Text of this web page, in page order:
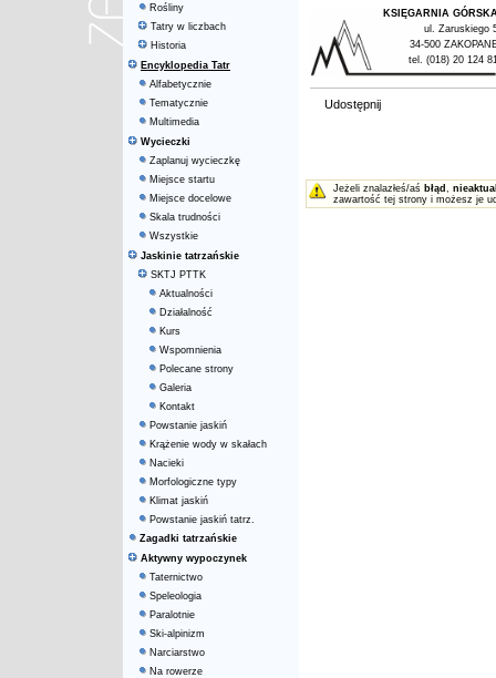
Rośliny
Tatry w liczbach
Historia
Encyklopedia Tatr
Alfabetycznie
Tematycznie
Multimedia
Wycieczki
Zaplanuj wycieczkę
Miejsce startu
Miejsce docelowe
Skala trudności
Wszystkie
Jaskinie tatrzańskie
SKTJ PTTK
Aktualności
Działalność
Kurs
Wspomnienia
Polecane strony
Galeria
Kontakt
Powstanie jaskiń
Krążenie wody w skałach
Nacieki
Morfologiczne typy
Klimat jaskiń
Powstanie jaskiń tatrz.
Zagadki tatrzańskie
Aktywny wypoczynek
Taternictwo
Speleologia
Paralotnie
Ski-alpinizm
Narciarstwo
Na rowerze
KSIĘGARNIA
ul. Zaruskiego
34-500
tel. (018) 20 124
Udostępnij
Jeżeli znalazłeś/aś błąd ,
zawartość tej strony i możesz je